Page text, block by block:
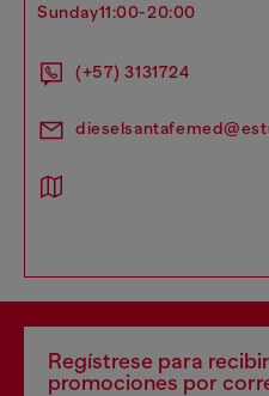
sunday11:00-20:00
(+57) 3131724
Regístrese para
promociones por